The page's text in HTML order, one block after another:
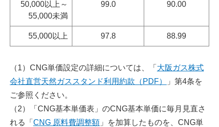
50,000以上～
55,000未満
99.0 90.00
55,000以上 97.8 88.99
（1）CNG単価設定の詳細については、「 大阪ガス株式
会社直営天然ガススタンド利用約款（PDF）
」第4条を
ご参照ください。
（2）「CNG基本単価表」のCNG基本単価に毎月見直さ
れる「 CNG 原料費調整額 」を加算したものを、CNG単